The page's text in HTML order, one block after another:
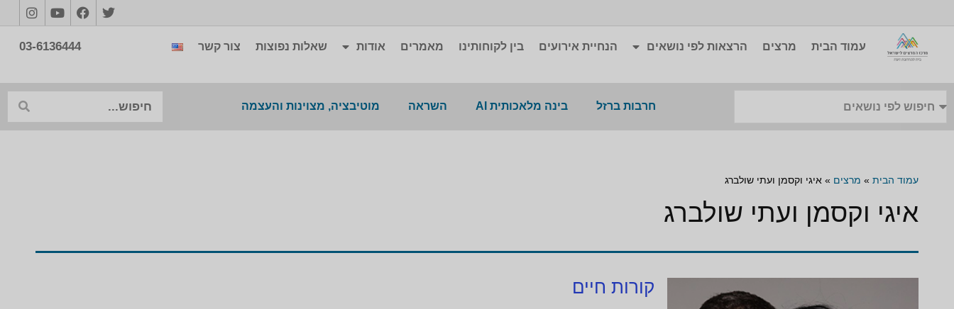
עמוד הבית מרצים הרצאות לפי נושאים הנחיית אירועים בין לקוחותינו מאמרים אודות שאלות נפוצות צור קשר 03-6136444
חרבות ברזל בינה מלאכותית AI השראה מוטיבציה, מצוינות והעצמה
עמוד הבית » מרצים » איגי וקסמן ועתי שולברג
איגי וקסמן ועתי שולברג
קורות חיים